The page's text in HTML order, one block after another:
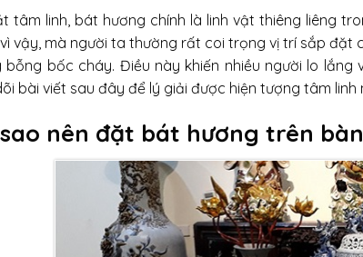
tâm linh, bát hương chính là linh vật thiêng liêng
vậy, mà người ta thường rất coi trọng vị trí sắp đặt
bỗng bốc cháy. Điều này khiến nhiều người lo lắng
bài viết sau đây để lý giải được hiện tượng tâm linh
nên đặt bát hương trên